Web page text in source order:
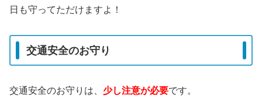
日も守ってただけますよ！
交通安全のお守り
交通安全のお守りは、 少し注意が必要です。